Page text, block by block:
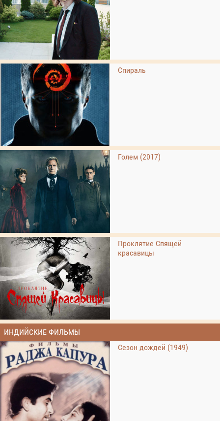
Спираль
Голем (2017)
Проклятие Спящей
красавицы
ИНДИЙСКИЕ ФИЛЬМЫ
Сезон дождей (1949)